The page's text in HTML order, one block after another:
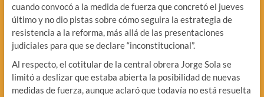
cuando convocó a la medida de fuerza que concretó el jueves
último y no dio pistas sobre cómo seguira la estrategia de
resistencia a la reforma, más allá de las presentaciones
judiciales para que se declare “inconstitucional”.
Al respecto, el cotitular de la central obrera Jorge Sola se
limitó a deslizar que estaba abierta la posibilidad de nuevas
medidas de fuerza, aunque aclaró que todavía no está resuelta